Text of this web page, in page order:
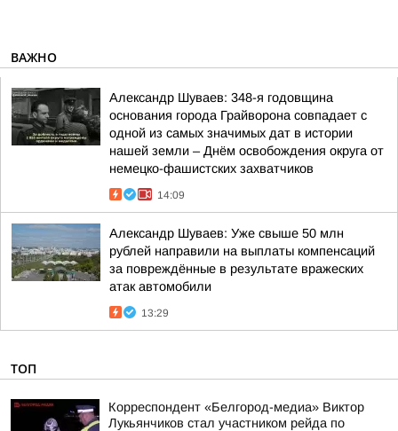
ВАЖНО
Александр Шуваев: 348-я годовщина
основания города Грайворона совпадает с
одной из самых значимых дат в истории
нашей земли – Днём освобождения округа от
немецко-фашистских захватчиков
14:09
Александр Шуваев: Уже свыше 50 млн
рублей направили на выплаты компенсаций
за повреждённые в результате вражеских
атак автомобили
13:29
ТОП
Корреспондент «Белгород-медиа» Виктор
Лукьянчиков стал участником рейда по